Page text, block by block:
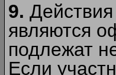
9.
являются
подлежат
Если